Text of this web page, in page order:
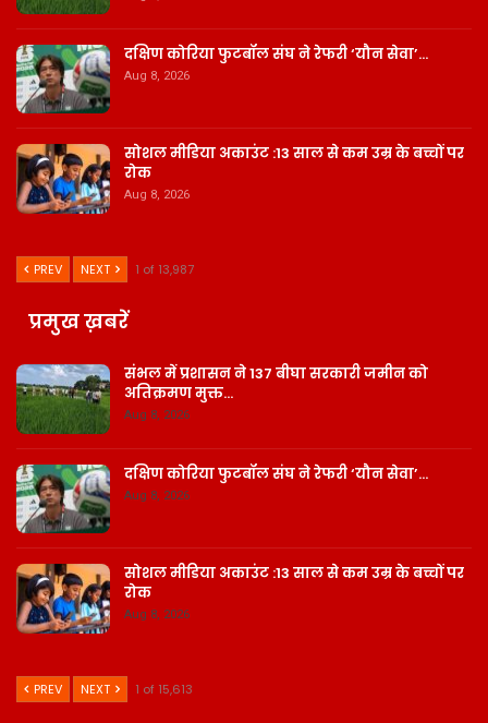
दक्षिण कोरिया फुटबॉल संघ ने रेफरी ‘यौन सेवा’…
Aug 8, 2026
सोशल मीडिया अकाउंट :13 साल से कम उम्र के बच्चों पर
रोक
Aug 8, 2026
PREV NEXT 1 of 13,987
प्रमुख ख़बरें
संभल में प्रशासन ने 137 बीघा सरकारी जमीन को
अतिक्रमण मुक्त…
Aug 8, 2026
दक्षिण कोरिया फुटबॉल संघ ने रेफरी ‘यौन सेवा’…
Aug 8, 2026
सोशल मीडिया अकाउंट :13 साल से कम उम्र के बच्चों पर
रोक
Aug 8, 2026
PREV NEXT 1 of 15,613